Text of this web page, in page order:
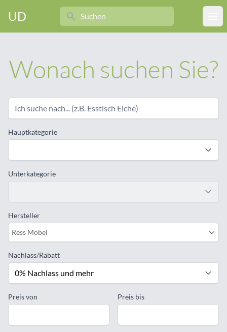
UD
Search
Wonach suchen Sie?
Hauptkategorie
Unterkategorie
Hersteller
Ress Möbel
Nachlass/Rabatt
Preis von Preis bis